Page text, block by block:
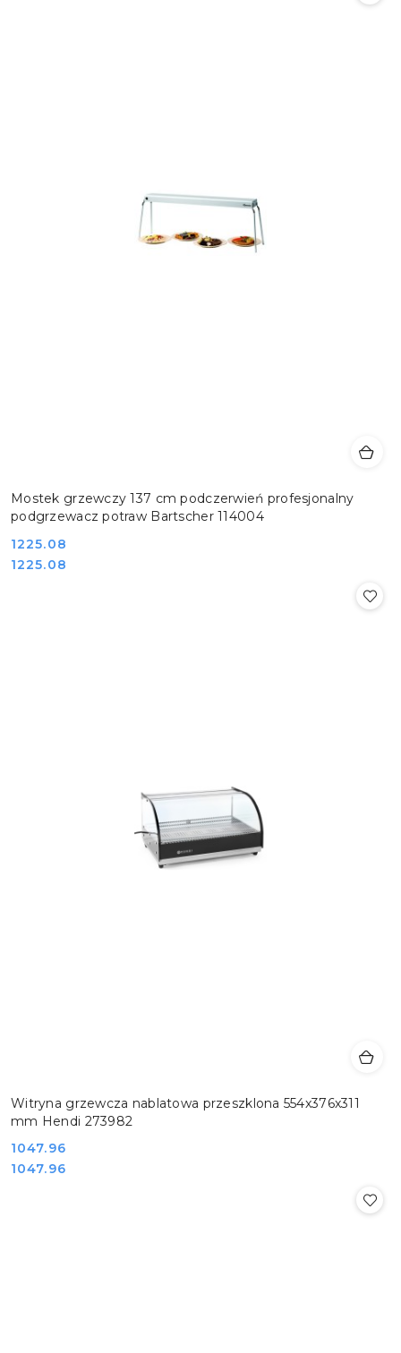
Mostek grzewczy 137 cm podczerwień profesjonalny
podgrzewacz potraw Bartscher 114004
Cena:
1225.08
Cena:
1225.08
Witryna grzewcza nablatowa przeszklona 554x376x311
mm Hendi 273982
Cena:
1047.96
Cena:
1047.96